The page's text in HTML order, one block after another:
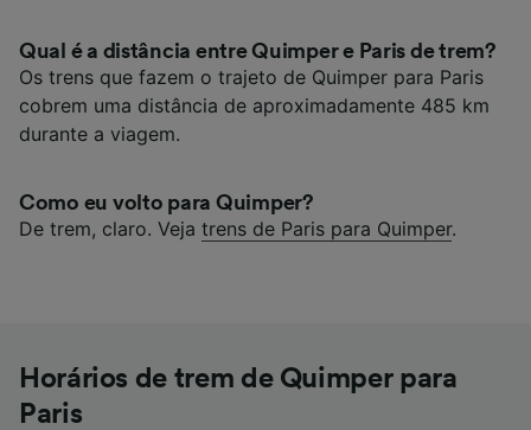
Qual é a distância entre Quimper e Paris de trem?
Os trens que fazem o trajeto de Quimper para Paris
cobrem uma distância de aproximadamente 485 km
durante a viagem.
Como eu volto para Quimper?
De trem, claro. Veja trens de Paris para Quimper.
Horários de trem de Quimper para
Paris